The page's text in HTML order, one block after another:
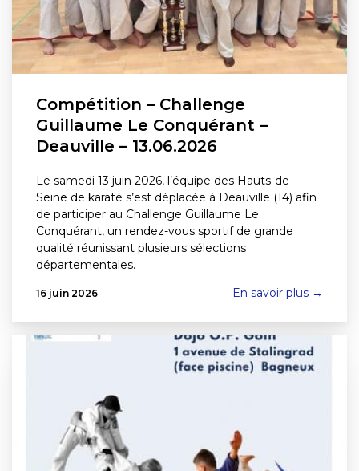
Compétition – Challenge
Guillaume Le Conquérant –
Deauville – 13.06.2026
Le samedi 13 juin 2026, l’équipe des Hauts-de-
Seine de karaté s’est déplacée à Deauville (14) afin
de participer au Challenge Guillaume Le
Conquérant, un rendez-vous sportif de grande
qualité réunissant plusieurs sélections
départementales.
16 juin 2026 En savoir plus →